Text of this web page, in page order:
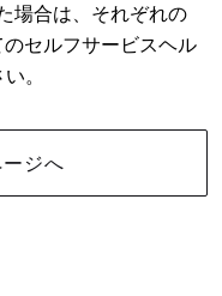
場合は、それぞれの
セルフサービスヘル
。
ジへ